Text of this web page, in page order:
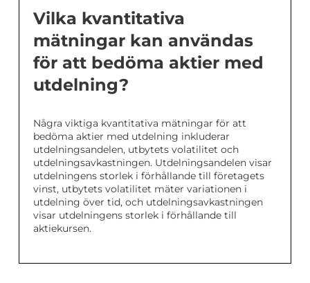
Vilka kvantitativa
mätningar kan användas
för att bedöma aktier med
utdelning?
Några viktiga kvantitativa mätningar för att
bedöma aktier med utdelning inkluderar
utdelningsandelen, utbytets volatilitet och
utdelningsavkastningen. Utdelningsandelen visar
utdelningens storlek i förhållande till företagets
vinst, utbytets volatilitet mäter variationen i
utdelning över tid, och utdelningsavkastningen
visar utdelningens storlek i förhållande till
aktiekursen.